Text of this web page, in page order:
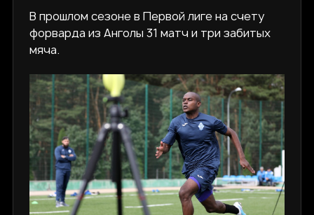
В прошлом сезоне в Первой лиге на счету
форварда из Анголы 31 матч и три забитых
мяча.